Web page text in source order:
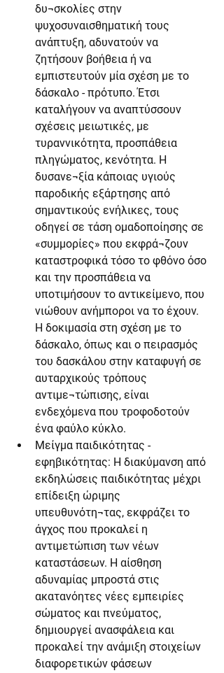
δυ¬σκολίες στην
ψυχοσυναισθηματική τους
ανάπτυξη, αδυνατούν να
ζητήσουν βοήθεια ή να
εμπιστευτούν μία σχέση με το
δάσκαλο - πρότυπο. Έτσι
καταλήγουν να αναπτύσσουν
σχέσεις μειωτικές, με
τυραννικότητα, προσπάθεια
πληγώματος, κενότητα. Η
δυσανε¬ξία κάποιας υγιούς
παροδικής εξάρτησης από
σημαντικούς ενήλικες, τους
οδηγεί σε τάση ομαδοποίησης σε
«συμμορίες» που εκφρά¬ζουν
καταστροφικά τόσο το φθόνο όσο
και την προσπάθεια να
υποτιμήσουν το αντικείμενο, που
νιώθουν ανήμποροι να το έχουν.
Η δοκιμασία στη σχέση με το
δάσκαλο, όπως και ο πειρασμός
του δασκάλου στην καταφυγή σε
αυταρχικούς τρόπους
αντιμε¬τώπισης, είναι
ενδεχόμενα που τροφοδοτούν
ένα φαύλο κύκλο.
Μείγμα παιδικότητας -
εφηβικότητας: Η διακύμανση από
εκδηλώσεις παιδικότητας μέχρι
επίδειξη ώριμης
υπευθυνότη¬τας, εκφράζει το
άγχος που προκαλεί η
αντιμετώπιση των νέων
καταστάσεων. Η αίσθηση
αδυναμίας μπροστά στις
ακατανόητες νέες εμπειρίες
σώματος και πνεύματος,
δημιουργεί ανασφάλεια και
προκαλεί την ανάμιξη στοιχείων
διαφορετικών φάσεων